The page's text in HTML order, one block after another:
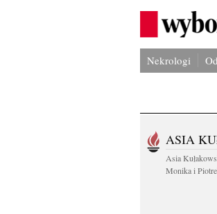
Nekrologi
ASIA
Asia
Monika i